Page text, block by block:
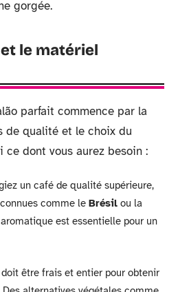
gorgée.
le matériel
parfait commence par la
de qualité et le choix du
ce dont vous aurez besoin :
un café de qualité supérieure,
comme le Brésil ou la
est essentielle pour un
être frais et entier pour obtenir